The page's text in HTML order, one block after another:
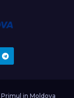
Primul in Moldova